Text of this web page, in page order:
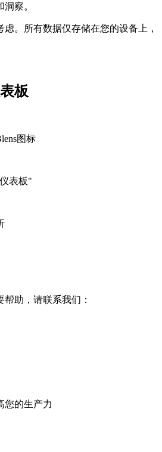
察。
。所有数据仅存储在您的设备上，
板
图标
表板"
助，请联系我们：
您的生产力